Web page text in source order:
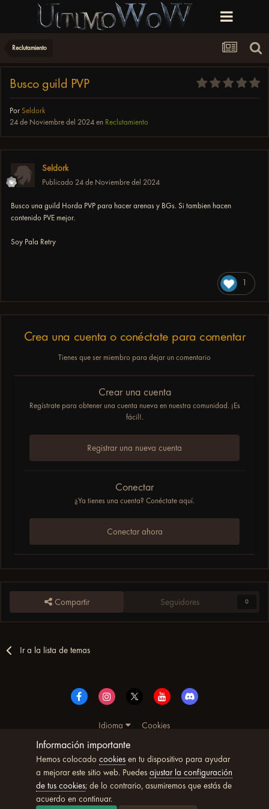
Reclutamiento
Busco guild PVP
Por Seldork
24 de Noviembre del 2024 en Reclutamiento
Seldork
Publicado 24 de Noviembre del 2024
Busco una guild Horda PVP para hacer arenas y BGs. Si tambien hacen
contenido PVE mejor.
Soy Pala Retry
1
Crea una cuenta o conéctate para comentar
Tienes que ser miembro para dejar un comentario
Crear una cuenta
Regístrate para obtener una cuenta nueva en nuestra comunidad. ¡Es
fácil!.
Registrar una nueva cuenta
Conectar
¿Ya tienes una cuenta? Conéctate aquí.
Conectar ahora
Compartir Seguidores 0
Ir a la lista de temas
Idioma
Cookies
© Copyright UltimoWoW™ 2025. Todos los derechos
reservados
Powered by Invision Community
Información importante
Hemos colocado cookiesen tu dispositivo para ayudar
a mejorar este sitio web. Puedes ajustar la configuración
de tus cookies; de lo contrario, asumiremos que estás de
acuerdo en continuar.